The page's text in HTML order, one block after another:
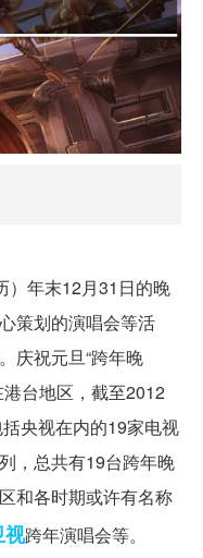
）年末12月31日的晚
策划的演唱会等活
庆祝元旦“跨年晚
台地区，截至2012
央视在内的19家电视
，总共有19台跨年晚
和各时期或许有名称
视跨年演唱会等。